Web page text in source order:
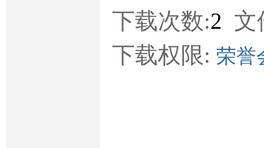
下载次数:2 文
下载权限: 荣誉